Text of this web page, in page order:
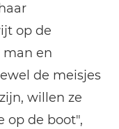
op de
man en
de meisjes
willen ze
op de boot",